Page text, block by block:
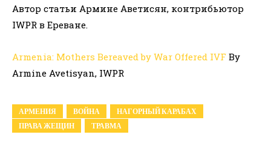
Автор статьи Армине Аветисян, контрибьютор
IWPR в Ереване.
Armenia: Mothers Bereaved by War Offered IVF By
Armine Avetisyan, IWPR
АРМЕНИЯ ВОЙНА
НАГОРНЫЙ КАРАБАХ
ПРАВА ЖЕЩИН
ТРАВМА